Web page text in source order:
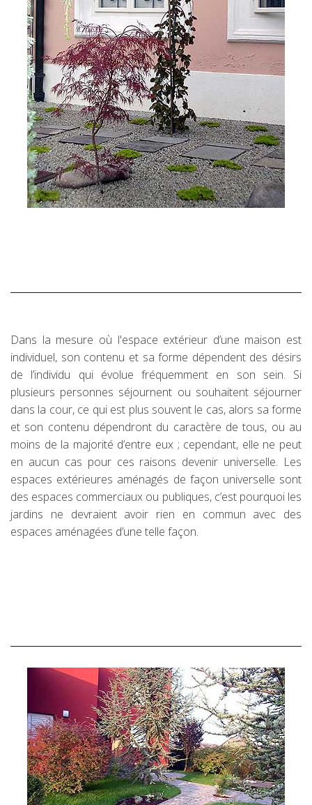
Dans la mesure où l'espace extérieur d’une maison est
individuel, son contenu et sa forme dépendent des désirs
de l’individu qui évolue fréquemment en son sein. Si
plusieurs personnes séjournent ou souhaitent séjourner
dans la cour, ce qui est plus souvent le cas, alors sa forme
et son contenu dépendront du caractère de tous, ou au
moins de la majorité d’entre eux ; cependant, elle ne peut
en aucun cas pour ces raisons devenir universelle. Les
espaces extérieures aménagés de façon universelle sont
des espaces commerciaux ou publiques, c’est pourquoi les
jardins ne devraient avoir rien en commun avec des
espaces aménagées d’une telle façon.